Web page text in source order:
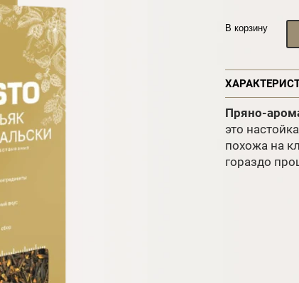
В корзину
Пряно-
это
похожа на
гораздо